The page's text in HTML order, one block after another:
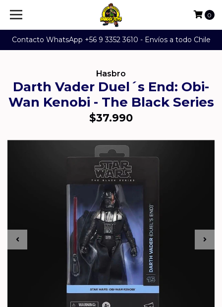
Contacto WhatsApp +56 9 3352 3610 - Envíos a todo Chile
0
Hasbro
Darth Vader Duel´s End: Obi-
Wan Kenobi - The Black Series
$37.990